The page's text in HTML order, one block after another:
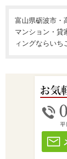
富山県砺波市・
マンション・貸
ィングならいち